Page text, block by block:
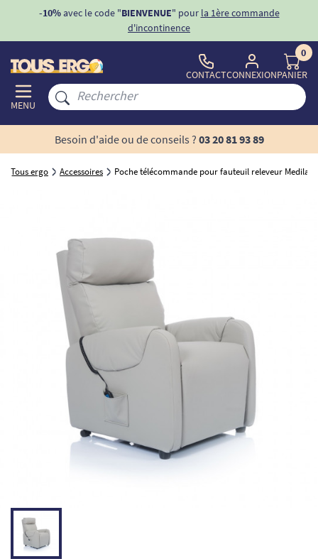
-10%avec le code "BIENVENUE" pour la 1ère commande
d'incontinence
MENU
CONTACTCONNEXION
0
PANIER
Besoin d'aide ou de conseils ? 03 20 81 93 89
Tous ergo Accessoires Poche télécommande pour fauteuil releveur Medilax